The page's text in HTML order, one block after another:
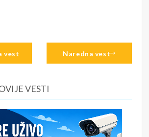
vest Naredna vest
VESTI